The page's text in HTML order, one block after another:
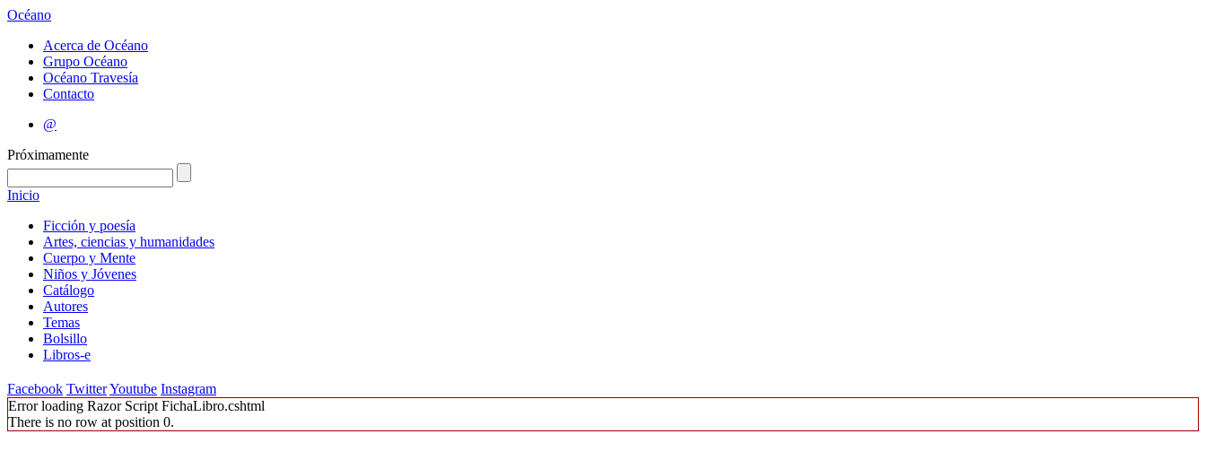
Océano
Acerca de Océano
Grupo Océano
Océano Travesía
Contacto
@
Próximamente
Inicio
Ficción y poesía
Artes, ciencias y humanidades
Cuerpo y Mente
Niños y Jóvenes
Catálogo
Autores
Temas
Bolsillo
Libros-e
Facebook TwitterYoutube Instagram
Error loading Razor Script FichaLibro.cshtml
There is no row at position 0.